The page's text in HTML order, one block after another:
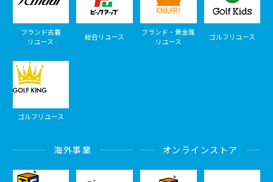
ブランド古着
リユース
総合リユース
ブランド・貴金属
リユース
ゴルフリユース
ゴルフリユース
海外事業 オンラインストア